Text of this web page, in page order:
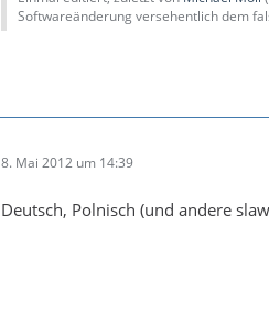
Softwareänderung versehentlich dem
8. Mai 2012 um 14:39
Deutsch, Polnisch (und andere